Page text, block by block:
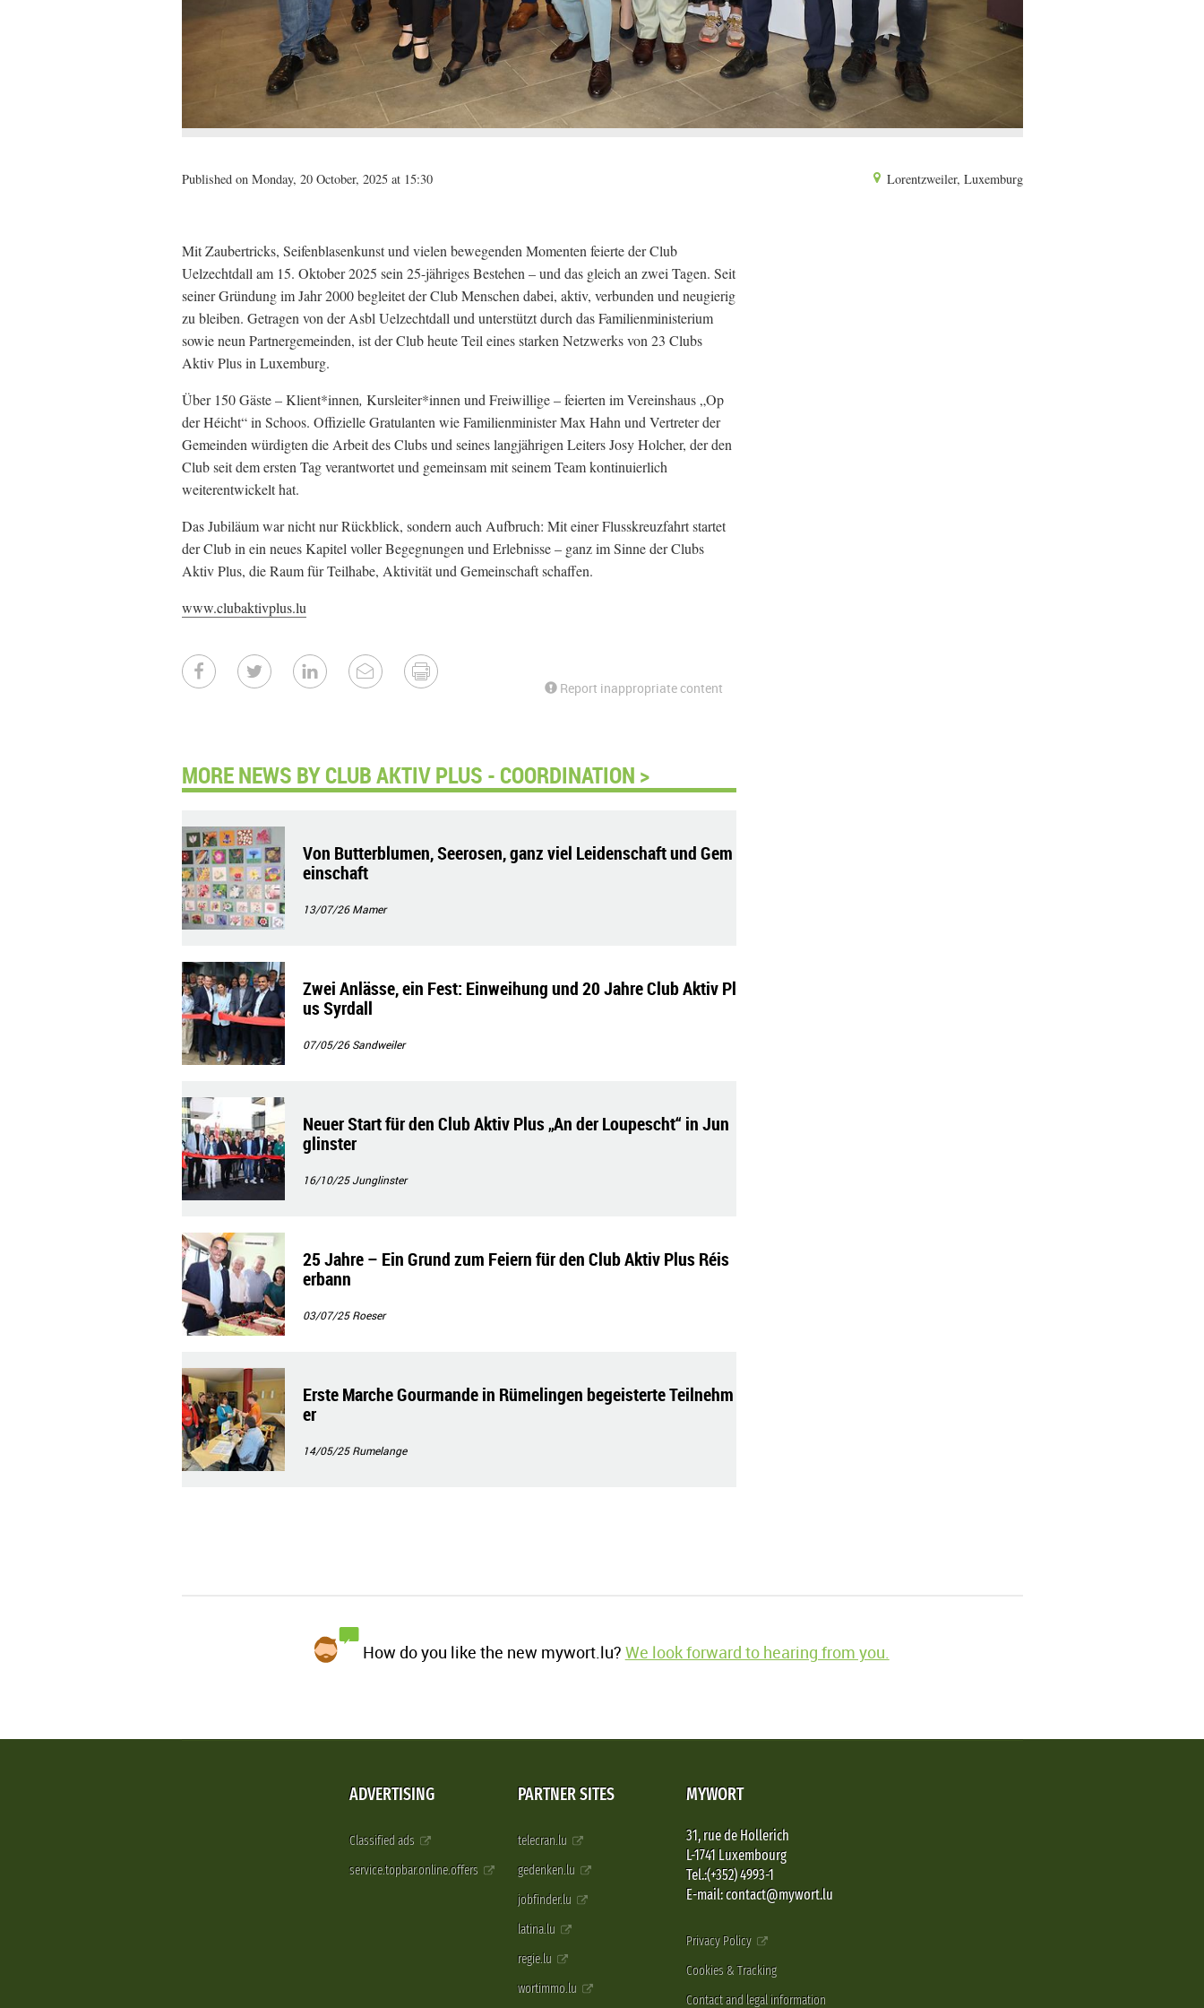
Published on Monday, 20 October, 2025 at 15:30 Lorentzweiler, Luxemburg
Mit Zaubertricks, Seifenblasenkunst und vielen bewegenden Momenten feierte der Club
Uelzechtdall am 15. Oktober 2025 sein 25-jähriges Bestehen – und das gleich an zwei Tagen. Seit
seiner Gründung im Jahr 2000 begleitet der Club Menschen dabei, aktiv, verbunden und neugierig
zu bleiben. Getragen von der Asbl Uelzechtdall und unterstützt durch das Familienministerium
sowie neun Partnergemeinden, ist der Club heute Teil eines starken Netzwerks von 23 Clubs
Aktiv Plus in Luxemburg.
Über 150 Gäste – Klient*innen, Kursleiter*innen und Freiwillige – feierten im Vereinshaus „Op
der Héicht“ in Schoos. Offizielle Gratulanten wie Familienminister Max Hahn und Vertreter der
Gemeinden würdigten die Arbeit des Clubs und seines langjährigen Leiters Josy Holcher, der den
Club seit dem ersten Tag verantwortet und gemeinsam mit seinem Team kontinuierlich
weiterentwickelt hat.
Das Jubiläum war nicht nur Rückblick, sondern auch Aufbruch: Mit einer Flusskreuzfahrt startet
der Club in ein neues Kapitel voller Begegnungen und Erlebnisse – ganz im Sinne der Clubs
Aktiv Plus, die Raum für Teilhabe, Aktivität und Gemeinschaft schaffen.
www.clubaktivplus.lu
Report inappropriate content
MORE NEWS BY CLUB AKTIV PLUS - COORDINATION >
Von Butterblumen, Seerosen, ganz viel Leidenschaft und Gem
einschaft
13/07/26Mamer
Zwei Anlässe, ein Fest: Einweihung und 20 Jahre Club Aktiv Pl
us Syrdall
07/05/26Sandweiler
Neuer Start für den Club Aktiv Plus „An der Loupescht“ in Jun
glinster
16/10/25Junglinster
25 Jahre – Ein Grund zum Feiern für den Club Aktiv Plus Réis
erbann
03/07/25Roeser
Erste Marche Gourmande in Rümelingen begeisterte Teilnehm
er
14/05/25Rumelange
How do you like the new mywort.lu? We look forward to hearing from you.
ADVERTISING
Classified ads
service.topbar.online.offers
PARTNER SITES
telecran.lu
gedenken.lu
jobfinder.lu
latina.lu
regie.lu
wortimmo.lu
MYWORT
31, rue de Hollerich
L-1741 Luxembourg
Tel.:(+352) 4993-1
E-mail: contact@mywort.lu
Privacy Policy
Cookies & Tracking
Contact and legal information